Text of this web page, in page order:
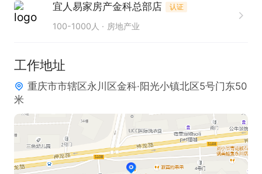
冬季：早9晚6   午休2小时，  自由调休，可连休，定
           2、买五险
           3、资助在职员工孩子上学
           4、生日当天额外享受一天假期，有免费蛋糕
赠送
           5、以及其它现金奖励（如开单奖等）
宜人易家房产金科总部店 认证
100-1000人 房地产业
工作地址
重庆市市辖区永川区金科·阳光小镇北区5号门东50
米